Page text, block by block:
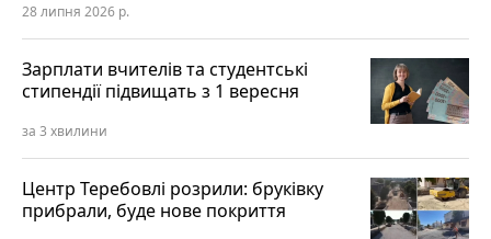
28 липня 2026 р.
Зарплати вчителів та студентські
стипендії підвищать з 1 вересня
за 3 хвилини
Центр Теребовлі розрили: бруківку
прибрали, буде нове покриття